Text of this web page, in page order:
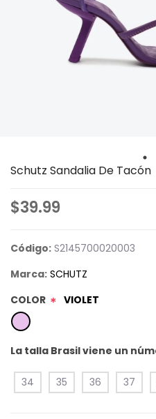
Schutz Sandalia De Tacón
$39.99
Código: S2145700020003
Marca: SCHUTZ
COLOR * VIOLET
La talla Brasil viene un
34 35 36 37